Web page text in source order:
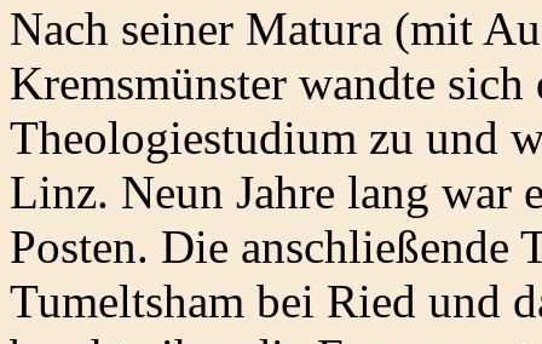
Nach seiner Matura (mit
Kremsmünster wandte
Theologiestudium zu und
Linz. Neun Jahre lang war
Posten. Die anschließende
Tumeltsham bei Ried und